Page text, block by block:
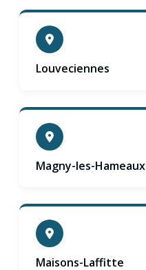
Louveciennes
Magny-les-Hameaux
Maisons-Laffitte